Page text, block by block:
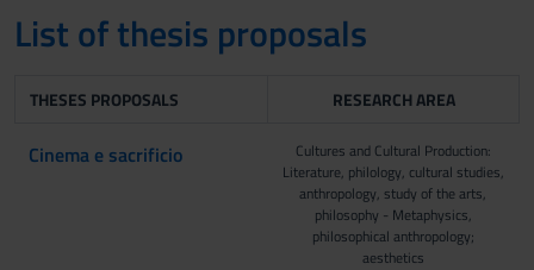
List of thesis proposals
THESES PROPOSALS RESEARCH AREA
Cinema e sacrificio
Cultures and Cultural Production:
Literature, philology, cultural studies,
anthropology, study of the arts,
philosophy - Metaphysics,
philosophical anthropology;
aesthetics